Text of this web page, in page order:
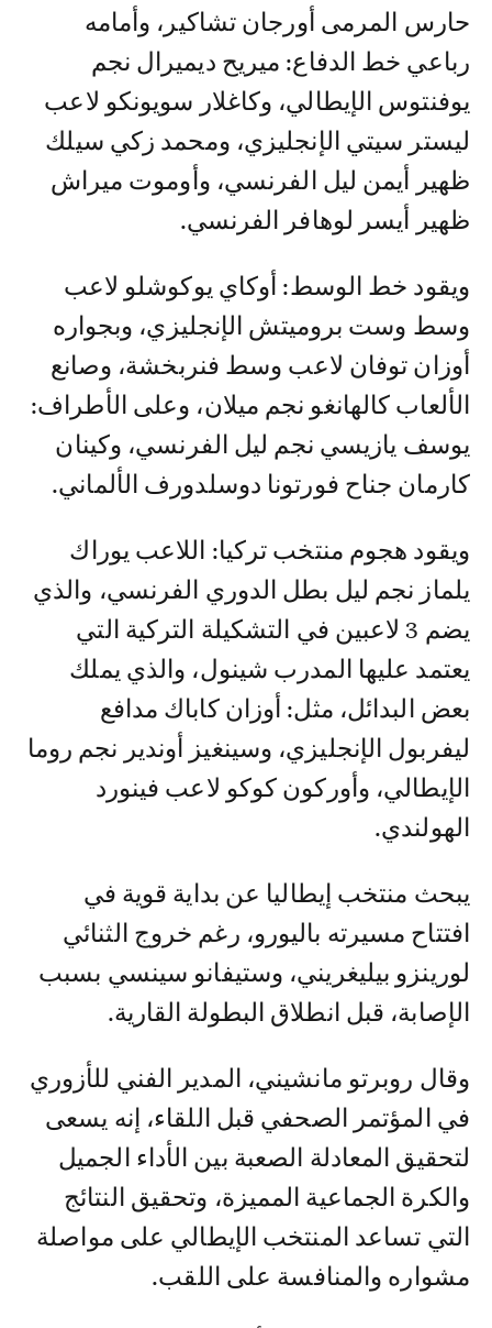
حارس المرمى أورجان تشاكير، وأمامه
رباعي خط الدفاع: ميريح ديميرال نجم
يوفنتوس الإيطالي، وكاغلار سويونكو لاعب
ليستر سيتي الإنجليزي، ومحمد زكي سيلك
ظهير أيمن ليل الفرنسي، وأوموت ميراش
ظهير أيسر لوهافر الفرنسي.
ويقود خط الوسط: أوكاي يوكوشلو لاعب
وسط وست بروميتش الإنجليزي، وبجواره
أوزان توفان لاعب وسط فنربخشة، وصانع
الألعاب كالهانغو نجم ميلان، وعلى الأطراف:
يوسف يازيسي نجم ليل الفرنسي، وكينان
كارمان جناح فورتونا دوسلدورف الألماني.
ويقود هجوم منتخب تركيا: اللاعب يوراك
يلماز نجم ليل بطل الدوري الفرنسي، والذي
يضم 3 لاعبين في التشكيلة التركية التي
يعتمد عليها المدرب شينول، والذي يملك
بعض البدائل، مثل: أوزان كاباك مدافع
ليفربول الإنجليزي، وسينغيز أوندير نجم روما
الإيطالي، وأوركون كوكو لاعب فينورد
الهولندي.
يبحث منتخب إيطاليا عن بداية قوية في
افتتاح مسيرته باليورو، رغم خروج الثنائي
لورينزو بيليغريني، وستيفانو سينسي بسبب
الإصابة، قبل انطلاق البطولة القارية.
وقال روبرتو مانشيني، المدير الفني للأزوري
في المؤتمر الصحفي قبل اللقاء، إنه يسعى
لتحقيق المعادلة الصعبة بين الأداء الجميل
والكرة الجماعية المميزة، وتحقيق النتائج
التي تساعد المنتخب الإيطالي على مواصلة
مشواره والمنافسة على اللقب.